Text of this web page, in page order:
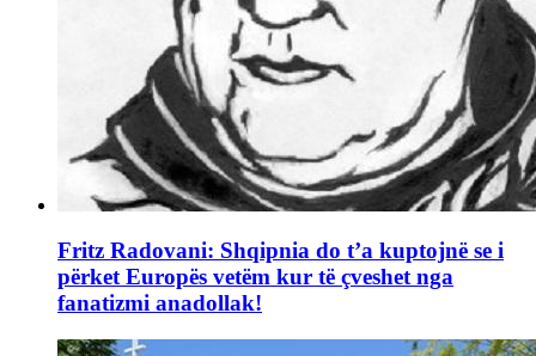
Fritz Radovani: Shqipnia do t’a kuptojnë se i
përket Europës vetëm kur të çveshet nga
fanatizmi anadollak!